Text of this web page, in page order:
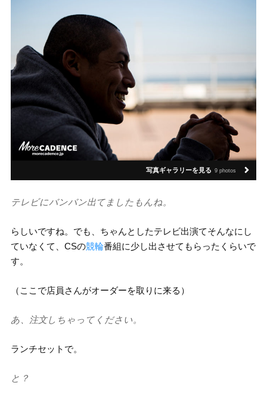
写真ギャラリーを見る 9 photos
テレビにバンバン出てましたもんね。
らしいですね。でも、ちゃんとしたテレビ出演てそんなにし
ていなくて、CSの競輪番組に少し出させてもらったくらいで
す。
（ここで店員さんがオーダーを取りに来る）
あ、注文しちゃってください。
ランチセットで。
と？